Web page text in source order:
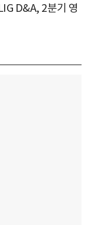
D&A, 2분기 영